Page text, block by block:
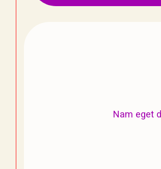
Nam eget